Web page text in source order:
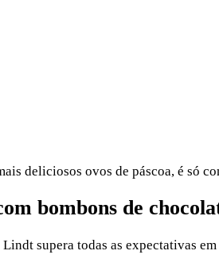
deliciosos ovos de páscoa, é só
bombons de
supera todas as expectativas